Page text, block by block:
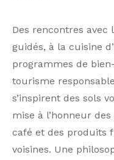
Des rencontres avec
guidés, à la cuisine
programmes de
tourisme
s’inspirent des sols
mise à l’honneur
café et des produits
voisines. Une